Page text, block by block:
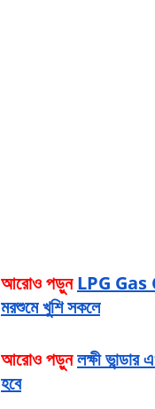
আরোও পড়ুন LPG Gas
মরশুমে খুশি সকলে
আরোও পড়ুনলক্ষী
হবে